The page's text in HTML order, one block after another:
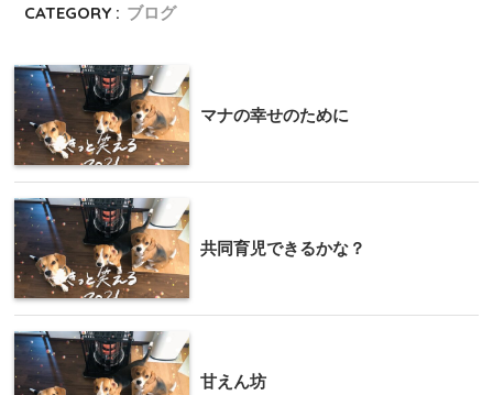
CATEGORY : ブログ
マナの幸せのために
共同育児できるかな？
甘えん坊